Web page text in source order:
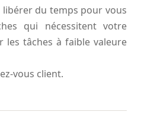
du temps pour vous
qui nécessitent votre
les tâches à faible valeure
vous client.